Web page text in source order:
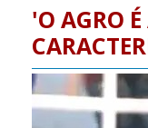
'O AGRO